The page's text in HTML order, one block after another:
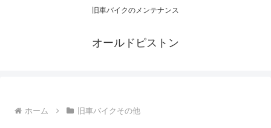
旧車バイクのメンテナンス
オールドピストン
ホーム 旧車バイクその他